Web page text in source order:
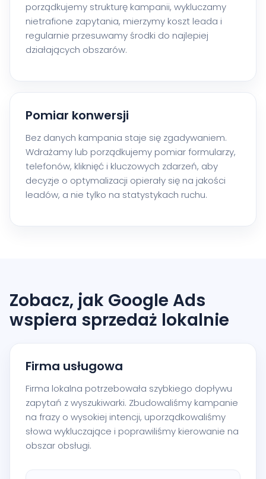
porządkujemy strukturę kampanii, wykluczamy
nietrafione zapytania, mierzymy koszt leada i
regularnie przesuwamy środki do najlepiej
działających obszarów.
Pomiar konwersji
Bez danych kampania staje się zgadywaniem.
Wdrażamy lub porządkujemy pomiar formularzy,
telefonów, kliknięć i kluczowych zdarzeń, aby
decyzje o optymalizacji opierały się na jakości
leadów, a nie tylko na statystykach ruchu.
Zobacz, jak Google Ads
wspiera sprzedaż lokalnie
Firma usługowa
Firma lokalna potrzebowała szybkiego dopływu
zapytań z wyszukiwarki. Zbudowaliśmy kampanie
na frazy o wysokiej intencji, uporządkowaliśmy
słowa wykluczające i poprawiliśmy kierowanie na
obszar obsługi.